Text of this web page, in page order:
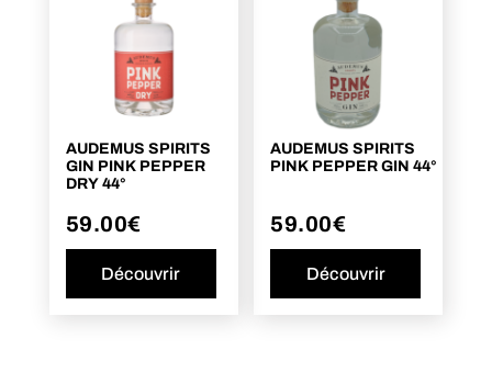
AUDEMUS SPIRITS
GIN PINK PEPPER
DRY 44°
59.00€
Découvrir
AUDEMUS SPIRITS
PINK PEPPER GIN 44°
59.00€
Découvrir